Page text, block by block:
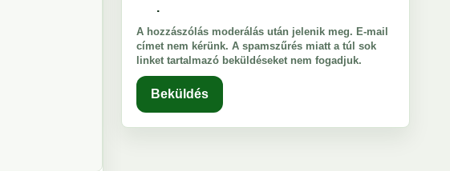
.
A hozzászólás moderálás után jelenik meg. E-mail
címet nem kérünk. A spamszűrés miatt a túl sok
linket tartalmazó beküldéseket nem fogadjuk.
Beküldés